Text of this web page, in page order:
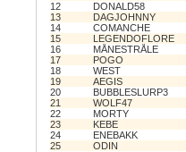
12
DONALD58
13
DAGJOHNNY
14
COMANCHE
15
LEGENDOFLORE
16
MÅNESTRÅLE
17
POGO
18
WEST
19
AEGIS
20
BUBBLESLURP3
21
WOLF47
22
MORTY
23
KEBE
24
ENEBAKK
25
ODIN